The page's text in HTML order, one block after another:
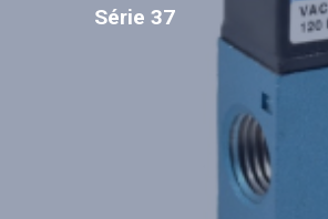
Série 37